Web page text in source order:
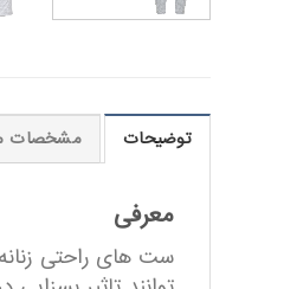
توضیحات مشخصات
معرفی
ست های راحتی